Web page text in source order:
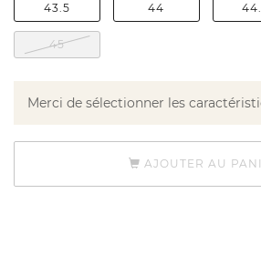
43.5 44
45
Merci de sélectionner les
AJOUTER AU